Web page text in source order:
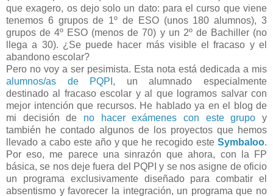
que exagero, os dejo solo un dato: para el curso que viene
tenemos 6 grupos de 1º de ESO (unos 180 alumnos), 3
grupos de 4º ESO (menos de 70) y un 2º de Bachiller (no
llega a 30). ¿Se puede hacer más visible el fracaso y el
abandono escolar?
Pero no voy a ser pesimista. Esta nota está dedicada a mis
alumnos/as de PQPI , un alumnado especialmente
destinado al fracaso escolar y al que logramos salvar con
mejor intención que recursos. He hablado ya en el blog de
mi decisión de no hacer exámenes con este grupo y
también he contado algunos de los proyectos que hemos
llevado a cabo este año y que he recogido este Symbaloo.
Por eso, me parece una sinrazón que ahora, con la FP
básica, se nos deje fuera del PQPI y se nos asigne de oficio
un programa exclusivamente diseñado para combatir el
absentismo y favorecer la integración, un programa que no